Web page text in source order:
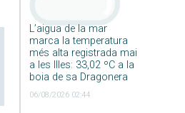
L’aigua de la mar
marca la temperatura
més alta registrada mai
a les Illes: 33,02 ºC a la
boia de sa Dragonera
06/08/2026 02:44